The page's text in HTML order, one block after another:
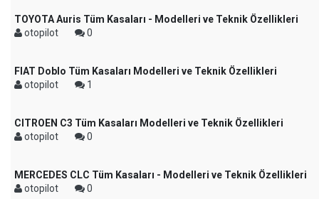
TOYOTA Auris Tüm Kasaları - Modelleri ve Teknik Özellikleri
otopilot
0
FIAT Doblo Tüm Kasaları Modelleri ve Teknik Özellikleri
otopilot
1
CITROEN C3 Tüm Kasaları Modelleri ve Teknik Özellikleri
otopilot
0
MERCEDES CLC Tüm Kasaları - Modelleri ve Teknik Özellikleri
otopilot
0